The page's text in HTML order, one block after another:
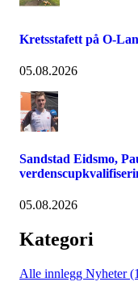
Kretsstafett på O-
05.08.2026
Sandstad Eidsmo,
05.08.2026
Kategori
Alle innlegg Nyheter